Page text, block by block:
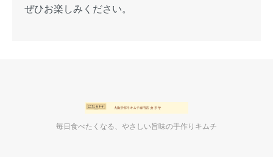
ぜひお楽しみください。
毎日食べたくなる、やさしい旨味の手作りキムチ